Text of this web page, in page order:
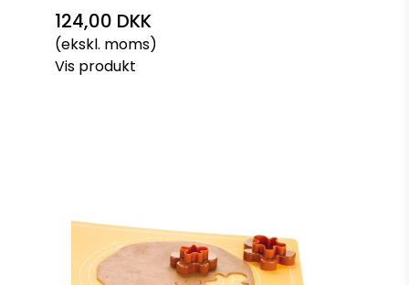
124,00 DKK
(ekskl. moms)
Vis produkt